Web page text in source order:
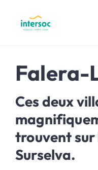
Falera-
Ces deux
trouvent sur
Surselva.